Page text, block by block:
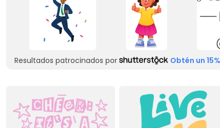
Resultados patrocinados por Obtén un